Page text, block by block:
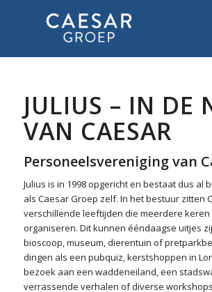
JULIUS – IN DE
VAN CAESAR
Personeelsvereniging van
Julius is in 1998 opgericht en bestaat dus al
als Caesar Groep zelf. In het bestuur zitten
verschillende leeftijden die meerdere
organiseren. Dit kunnen ééndaagse uitjes
bioscoop, museum, dierentuin of
dingen als een pubquiz, kerstshoppen in
bezoek aan een waddeneiland, een
verrassende verhalen of diverse